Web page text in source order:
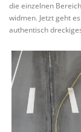
die einzelnen
widmen. Jetzt geht
authentisch